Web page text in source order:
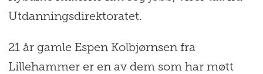
Utdanningsdirektoratet.
21 år gamle Espen Kolbjørnsen fra
Lillehammer er en av dem som har møtt